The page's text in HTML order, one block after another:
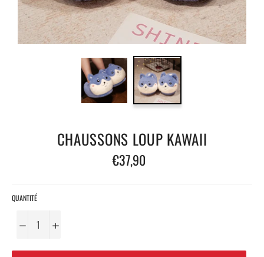
CHAUSSONS LOUP KAWAII
Prix
régulier
€37,90
QUANTITÉ
− +